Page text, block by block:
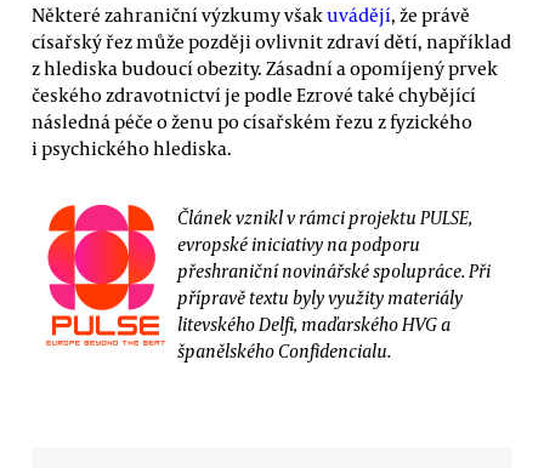
Některé zahraniční výzkumy všakuvádějí, že právě
císařský řez může později ovlivnit zdraví dětí, například
z hlediska budoucí obezity. Zásadní a opomíjený prvek
českého zdravotnictví je podle Ezrové také chybějící
následná péče o ženu po císařském řezu z fyzického
i psychického hlediska.
Článek vznikl v rámci projektu PULSE,
evropské iniciativy na podporu
přeshraniční novinářské spolupráce. Při
přípravě textu byly využity materiály
litevského Delfi, maďarského HVG a
španělského Confidencialu.